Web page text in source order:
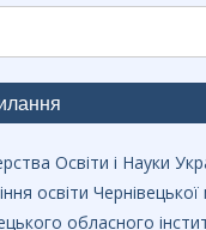
Освіти і Науки
освіти Чернівецької
обласного